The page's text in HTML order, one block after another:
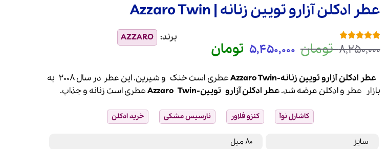
عطر ادکلن آزارو تویین زنانه | Azzaro Twin
امتیازدهی5
از 5 در
8,250,000 تومان قیمت
اصلی
بود.
5,450,000 تومان
است. عطر ادکلن آزارو تویین زنانه-Azzaro Twin
عطری است خنک و شیرین. این عطر در سال 2008 به
بازارعطر وادکلنعرضه شد.عطر ادکلنآزارو تویین- AzzaroTwin عطری است زنانه و جذاب.
کاشارل نوآ کنزو فلاور نارسیس مشکی خرید ادکلن
سایز
80 میل